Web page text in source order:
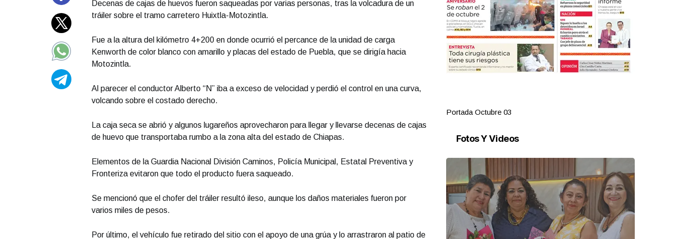
Decenas de cajas de huevos fueron saqueadas por varias personas, tras la volcadura de un
tráiler sobre el tramo carretero Huixtla-Motozintla.
Fue a la altura del kilómetro 4+200 en donde ocurrió el percance de la unidad de carga
Kenworth de color blanco con amarillo y placas del estado de Puebla, que se dirigía hacia
Motozintla.
Al parecer el conductor Alberto “N” iba a exceso de velocidad y perdió el control en una curva,
volcando sobre el costado derecho.
La caja seca se abrió y algunos lugareños aprovecharon para llegar y llevarse decenas de cajas
de huevo que transportaba rumbo a la zona alta del estado de Chiapas.
Elementos de la Guardia Nacional División Caminos, Policía Municipal, Estatal Preventiva y
Fronteriza evitaron que todo el producto fuera saqueado.
Se mencionó que el chofer del tráiler resultó ileso, aunque los daños materiales fueron por
varios miles de pesos.
Por último, el vehículo fue retirado del sitio con el apoyo de una grúa y lo arrastraron al patio de
Portada Octubre 03
Fotos Y Videos